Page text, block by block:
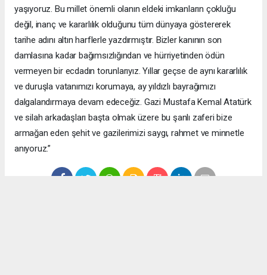
yaşıyoruz. Bu millet önemli olanın eldeki imkanların çokluğu
değil, inanç ve kararlılık olduğunu tüm dünyaya göstererek
tarihe adını altın harflerle yazdırmıştır. Bizler kanının son
damlasına kadar bağımsızlığından ve hürriyetinden ödün
vermeyen bir ecdadın torunlarıyız. Yıllar geçse de aynı kararlılık
ve duruşla vatanımızı korumaya, ay yıldızlı bayrağımızı
dalgalandırmaya devam edeceğiz. Gazi Mustafa Kemal Atatürk
ve silah arkadaşları başta olmak üzere bu şanlı zaferi bize
armağan eden şehit ve gazilerimizi saygı, rahmet ve minnetle
anıyoruz.”